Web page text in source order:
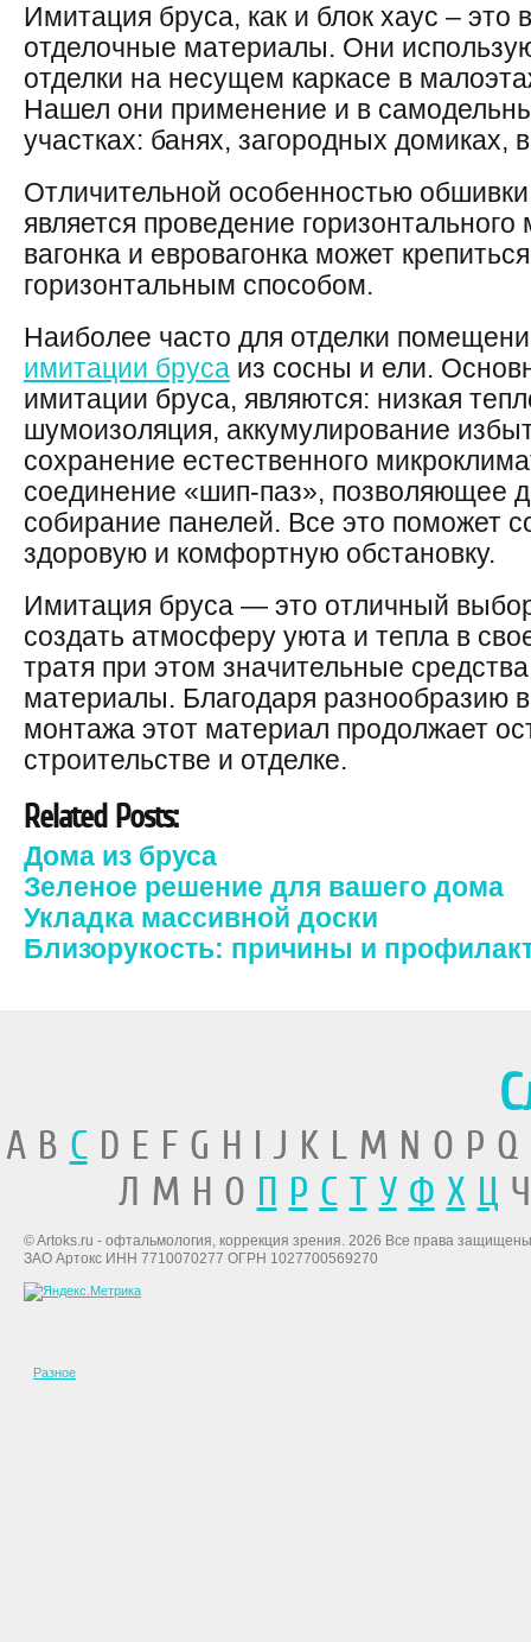
Имитация бруса, как и блок хаус – это
отделочные материалы. Они
отделки на несущем каркасе в
Нашел они применение и в
участках: банях, загородных домиках,
Отличительной особенностью
является проведение
вагонка и евровагонка может
горизонтальным способом.
Наиболее часто для отделки
имитации бруса из сосны и ели.
имитации бруса, являются: низкая
шумоизоляция, аккумулирование
сохранение естественного
соединение «шип-паз», позволяющее
собирание панелей. Все это поможет
здоровую и комфортную обстановку.
Имитация бруса — это отличный
создать атмосферу уюта и тепла в
тратя при этом значительные
материалы. Благодаря разнообразию
монтажа этот материал продолжает
строительстве и отделке.
Related Posts:
Дома из бруса
Зеленое решение для вашего дома
Укладка массивной доски
Близорукость: причины и
A B CD E F G H I J K L M N O P
Л М Н О П Р С Т У Ф Х Ц
© Artoks.ru - офтальмология, коррекция зрения. 2026 Все права
ЗАО Артокс ИНН 7710070277 ОГРН 1027700569270
Разное